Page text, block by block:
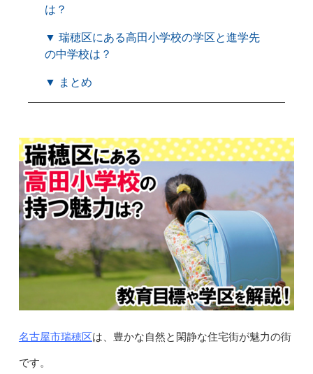
は？
▼ 瑞穂区にある高田小学校の学区と進学先
の中学校は？
▼ まとめ
名古屋市瑞穂区は、豊かな自然と閑静な住宅街が魅力の街
です。